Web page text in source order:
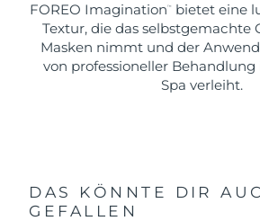
FOREO Imagination ™
bietet eine
Textur, die das selbstgemachte
Masken nimmt und der
von professioneller
Spa verleiht.
DAS KÖNNTE DIR
GEFALLEN